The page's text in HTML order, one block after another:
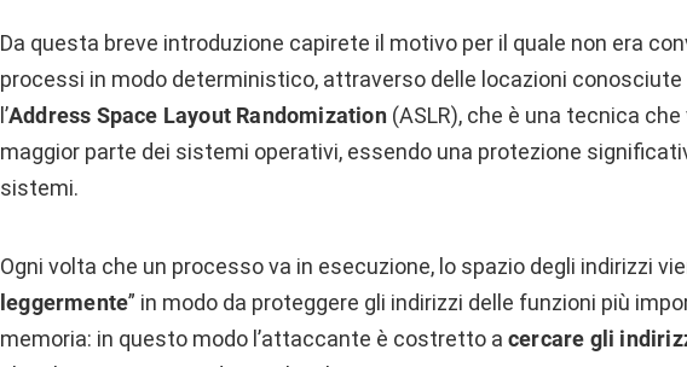
Da questa breve introduzione capirete il motivo per il quale non era
processi in modo deterministico, attraverso delle locazioni
l’Address Space Layout Randomization(ASLR), che è una tecnica
maggior parte dei sistemi operativi, essendo una protezione
sistemi.
Ogni volta che un processo va in esecuzione, lo spazio degli indirizzi
leggermente” in modo da proteggere gli indirizzi delle funzioni più
memoria: in questo modo l’attaccante è costretto a cercare gli